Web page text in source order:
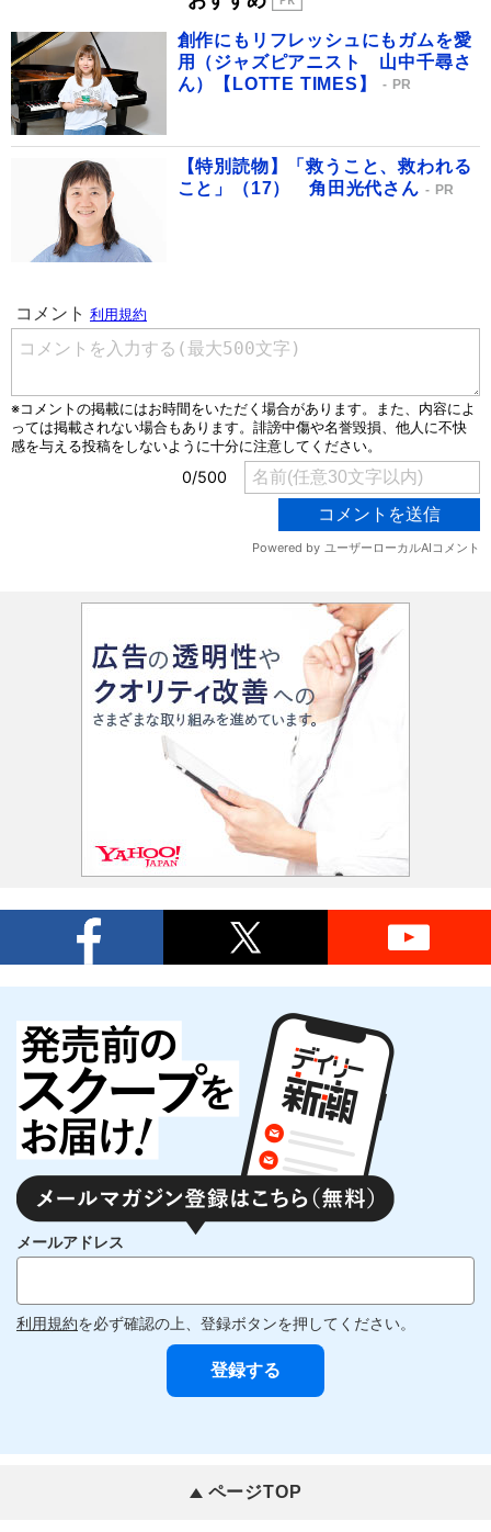
創作にもリフレッシュにもガムを愛
用（ジャズピアニスト 山中千尋さ
ん）【LOTTE TIMES】
PR
【特別読物】「救うこと、救われる
こと」（17） 角田光代さん
PR
メールアドレス
利用規約を必ず確認の上、登録ボタンを押してください。
ページTOP